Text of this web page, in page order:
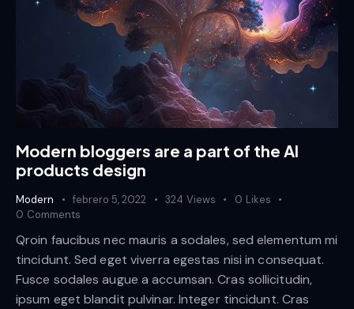
Modern bloggers are a part of the AI
products design
Modern febrero 5, 2022 324 Views 0 Likes
0 Comments
Qroin faucibus nec mauris a sodales, sed elementum mi
tincidunt. Sed eget viverra egestas nisi in consequat.
Fusce sodales augue a accumsan. Cras sollicitudin,
ipsum eget blandit pulvinar. Integer tincidunt. Cras